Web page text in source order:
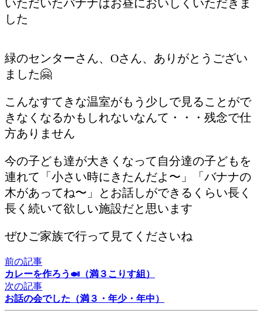
いただいたバナナはお昼においしくいただきま
した
緑のセンターさん、Oさん、ありがとうござい
ました🤗
こんなすてきな温室がもう少しで見ることがで
きなくなるかもしれないなんて・・・残念で仕
方ありません
今の子ども達が大きくなって自分達の子どもを
連れて「小さい時にきたんだよ〜」「バナナの
木があってね〜」とお話しができるくらい長く
長く続いて欲しい施設だと思います
ぜひご家族で行って見てくださいね
前の記事
カレーを作ろう🍛（満３こりす組）
次の記事
お話の会でした（満３・年少・年中）